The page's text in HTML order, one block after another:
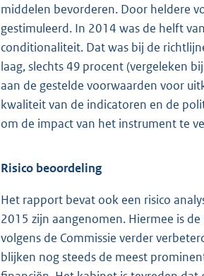
middelen bevorderen. Door heldere
gestimuleerd. In 2014 was de helft
conditionaliteit. Dat was bij de
laag, slechts 49 procent (vergeleken
aan de gestelde voorwaarden voor
kwaliteit van de indicatoren en de
om de impact van het instrument te
Risico beoordeling
Het rapport bevat ook een risico
2015 zijn aangenomen. Hiermee is
volgens de Commissie verder
blijken nog steeds de meest